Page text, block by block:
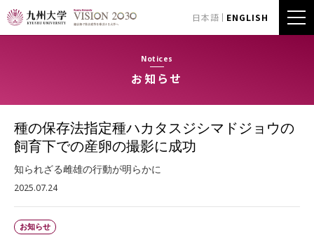
日本語 ENGLISH
Notices
お知らせ
種の保存法指定種ハカタスジシマドジョウの
飼育下での産卵の撮影に成功
知られざる雌雄の行動が明らかに
2025.07.24
お知らせ